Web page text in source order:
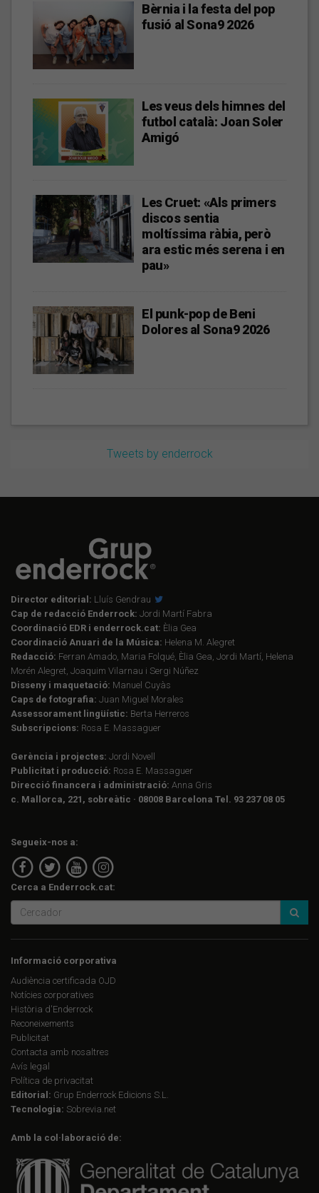
Bèrnia i la festa del pop
fusió al Sona9 2026
Les veus dels himnes del
futbol català: Joan Soler
Amigó
Les Cruet: «Als primers
discos sentia
moltíssima ràbia, però
ara estic més serena i en
pau»
El punk-pop de Beni
Dolores al Sona9 2026
Tweets by enderrock
Director editorial: Lluís Gendrau
Cap de redacció Enderrock: Jordi Martí Fabra
Coordinació EDR i enderrock.cat: Èlia Gea
Coordinació Anuari de la Música: Helena M. Alegret
Redacció: Ferran Amado, Maria Folqué, Èlia Gea, Jordi Martí, Helena
Morén Alegret, Joaquim Vilarnau i Sergi Núñez
Disseny i maquetació: Manuel Cuyàs
Caps de fotografia: Juan Miguel Morales
Assessorament lingüístic: Berta Herreros
Subscripcions: Rosa E. Massaguer
Gerència i projectes: Jordi Novell
Publicitat i producció: Rosa E. Massaguer
Direcció financera i administració: Anna Gris
c. Mallorca, 221, sobreàtic · 08008 Barcelona Tel. 93 237 08 05
Segueix-nos a:
Cerca a Enderrock.cat:
Informació corporativa
Audiència certificada OJD
Notícies corporatives
Història d'Enderrock
Reconeixements
Publicitat
Contacta amb nosaltres
Avís legal
Política de privacitat
Editorial: Grup Enderrock Edicions S.L.
Tecnologia: Sobrevia.net
Amb la col·laboració de: